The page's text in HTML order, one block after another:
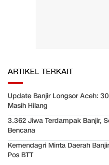
ARTIKEL TERKAIT
Update Banjir Longsor Aceh:
Masih Hilang
3.362 Jiwa Terdampak Banjir,
Bencana
Kemendagri Minta Daerah
Pos BTT